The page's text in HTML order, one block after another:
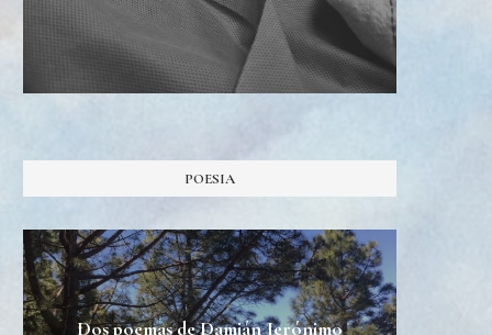
POESIA
Dos poemas de Damián Jerónimo